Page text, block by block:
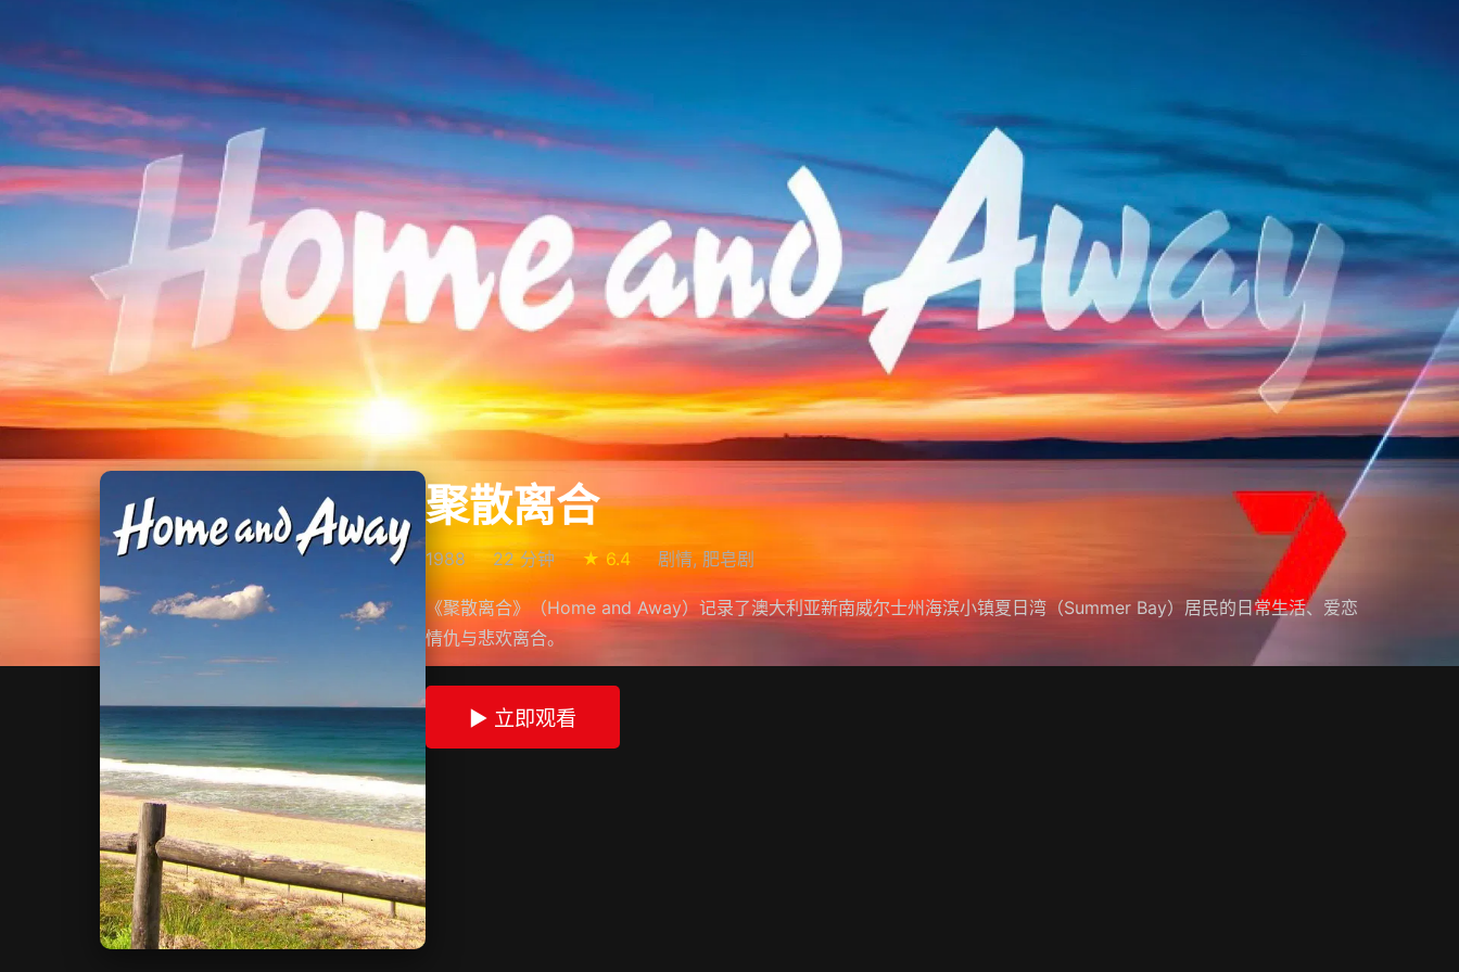
聚散离合
1988 22 分钟 ★ 6.4 剧情, 肥皂剧
《聚散离合》（Home and Away）记录了澳大利亚新南威尔士州海滨小镇夏日湾（Summer Bay）居民的日常生活、爱恋
情仇与悲欢离合。
▶ 立即观看